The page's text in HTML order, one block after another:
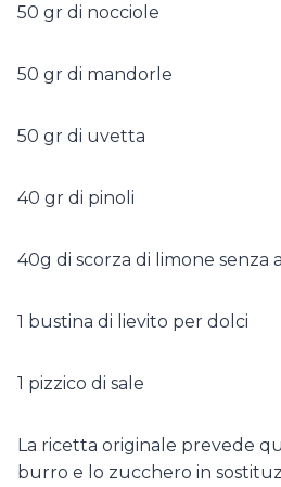
50 gr di nocciole
50 gr di mandorle
50 gr di uvetta
40 gr di pinoli
40g di scorza di limone senza
1 bustina di lievito per dolci
1 pizzico di sale
La ricetta originale prevede
burro e lo zucchero in